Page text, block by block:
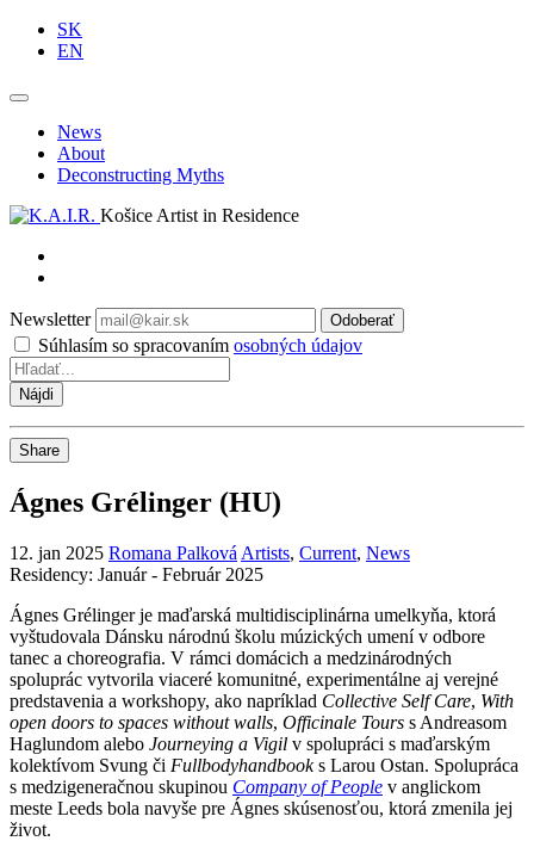
SK
EN
News
About
Deconstructing Myths
Košice Artist in Residence
Newsletter Odoberať
Súhlasím so spracovaním osobných údajov
Share
Ágnes Grélinger (HU)
12. jan 2025 Romana Palková Artists, Current, News
Residency: Január - Február 2025
Ágnes Grélinger je maďarská multidisciplinárna umelkyňa, ktorá
vyštudovala Dánsku národnú školu múzických umení v odbore
tanec a choreografia. V rámci domácich a medzinárodných
spoluprác vytvorila viaceré komunitné, experimentálne aj verejné
predstavenia a workshopy, ako napríklad Collective Self Care, With
open doors to spaces without walls, Officinale Tours s Andreasom
Haglundom alebo Journeying a Vigil v spolupráci s maďarským
kolektívom Svung či Fullbodyhandbooks Larou Ostan. Spolupráca
s medzigeneračnou skupinou Company of People v anglickom
meste Leeds bola navyše pre Ágnes skúsenosťou, ktorá zmenila jej
život.